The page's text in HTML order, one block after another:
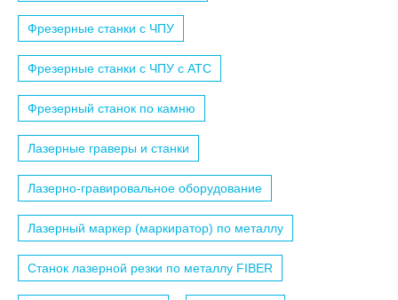
Фрезерные станки с ЧПУ
Фрезерные станки с ЧПУ c АТС
Фрезерный станок по камню
Лазерные граверы и станки
Лазерно-гравировальное оборудование
Лазерный маркер (маркиратор) по металлу
Станок лазерной резки по металлу FIBER